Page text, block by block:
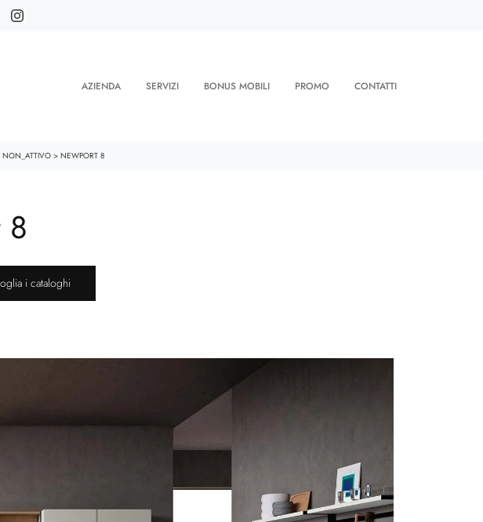
AZIENDA SERVIZI BONUS MOBILI PROMO CONTATTI
NON_ATTIVO > NEWPORT 8
8
i cataloghi